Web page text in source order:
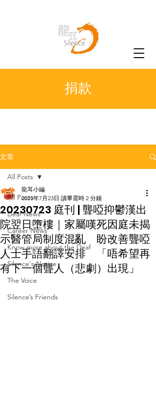
捐款
文章
All Posts
Deaf News
Career News
Know more about the Deaf
Silence's Notice
The Voice
Silence’s Friends
All Posts
20230723 庭刊 | 聾啞抑鬱漢出
院翌日墮樓｜家屬嘆死因庭未揭
示醫管局制度混亂 盼改善聾啞
人士手語翻譯安排 「唔希望再
有下一個聾人（悲劇）出現」
龍耳小編
2023年7月23日 讀畢需時 2 分鐘